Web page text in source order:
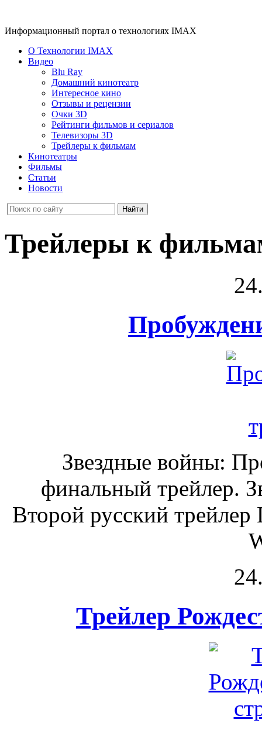
Информационный портал о технологиях IMAX
О Технологии IMAX
Видео
Blu Ray
Домашний кинотеатр
Интересное кино
Отзывы и рецензии
Очки 3D
Рейтинги фильмов и сериалов
Телевизоры 3D
Трейлеры к фильмам
Кинотеатры
Фильмы
Статьи
Новости
Трейлеры к
Звездные войны:
финальный трейлер.
Второй русский
Трейлер